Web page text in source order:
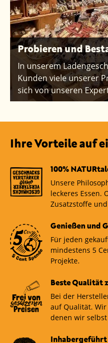
Probieren und
In unserem
Kunden viele unserer
sich von unseren
Ihre Vorteile auf
100%
Unsere
leckeres Essen.
Zusatzstoffe
Genießen und
Für jeden
mindestens 5
Projekte.
Beste Qualität
Bei der
auf Qualität.
denen wir